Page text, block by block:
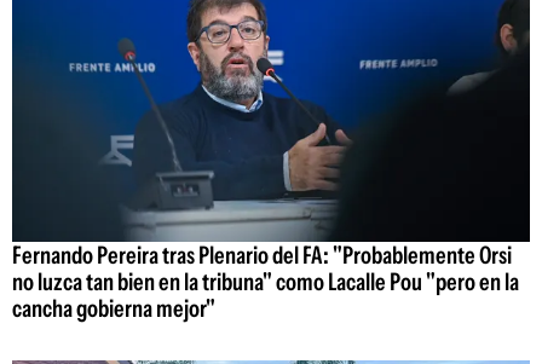
Fernando Pereira tras Plenario del FA: "Probablemente Orsi
no luzca tan bien en la tribuna" como Lacalle Pou "pero en la
cancha gobierna mejor"